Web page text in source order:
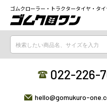
ゴムクローラー・トラクタータイヤ・タ
022-226-
hello@gomukuro-